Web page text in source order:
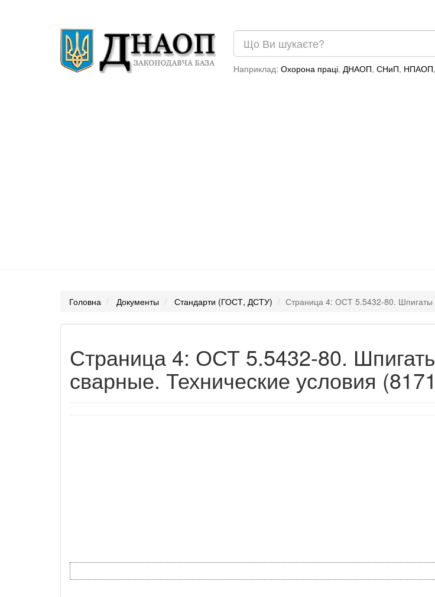
Наприклад: Охорона праці, ДНАОП, СНиП, НПАОП,
Головна Документы Стандарти (ГОСТ, ДСТУ) Страница 4: ОСТ 5.5432-80. Шпигаты
Страница 4: ОСТ 5.5432-80.
сварные. Технические условия